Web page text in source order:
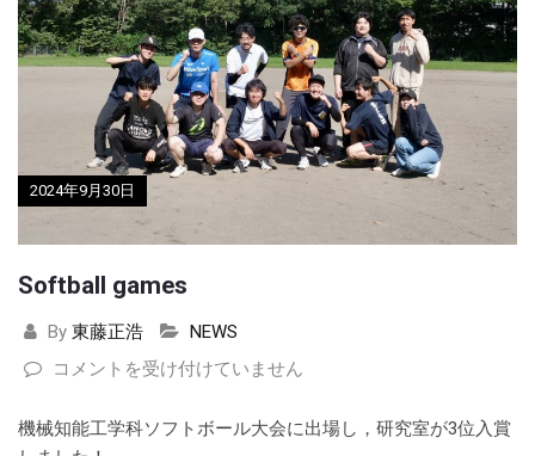
2024年9月30日
Softball games
By 東藤正浩
NEWS
Softball
は
コメントを受け付けていません
機械知能工学科ソフトボール大会に出場し，研究室が3位入賞